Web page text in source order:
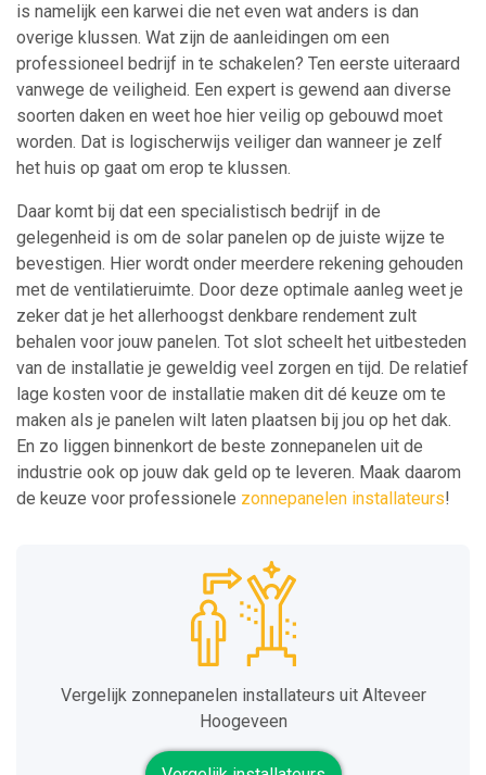
is namelijk een karwei die net even wat anders is dan
overige klussen. Wat zijn de aanleidingen om een
professioneel bedrijf in te schakelen? Ten eerste uiteraard
vanwege de veiligheid. Een expert is gewend aan diverse
soorten daken en weet hoe hier veilig op gebouwd moet
worden. Dat is logischerwijs veiliger dan wanneer je zelf
het huis op gaat om erop te klussen.
Daar komt bij dat een specialistisch bedrijf in de
gelegenheid is om de solar panelen op de juiste wijze te
bevestigen. Hier wordt onder meerdere rekening gehouden
met de ventilatieruimte. Door deze optimale aanleg weet je
zeker dat je het allerhoogst denkbare rendement zult
behalen voor jouw panelen. Tot slot scheelt het uitbesteden
van de installatie je geweldig veel zorgen en tijd. De relatief
lage kosten voor de installatie maken dit dé keuze om te
maken als je panelen wilt laten plaatsen bij jou op het dak.
En zo liggen binnenkort de beste zonnepanelen uit de
industrie ook op jouw dak geld op te leveren. Maak daarom
de keuze voor professionele zonnepanelen installateurs!
Vergelijk zonnepanelen installateurs uit Alteveer
Hoogeveen